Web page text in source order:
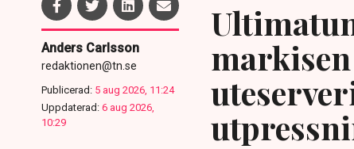
Anders Carlsson
redaktionen@tn.se
Publicerad: 5 aug 2026, 11:24
Uppdaterad: 6 aug 2026,
10:29